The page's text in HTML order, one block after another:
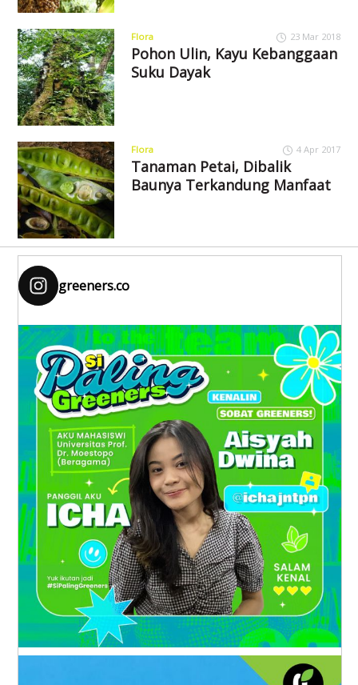
Flora 23 Mar 2018
Pohon Ulin, Kayu Kebanggaan
Suku Dayak
Flora 4 Apr 2017
Tanaman Petai, Dibalik
Baunya Terkandung Manfaat
greeners.co